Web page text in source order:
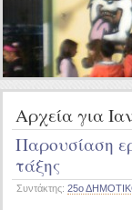
Αρχεία για
Παρουσίαση
τάξης
Συντάκτης: 25ο